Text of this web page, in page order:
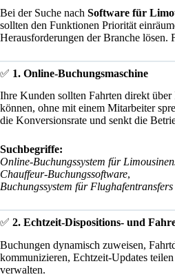
Bei der Suche nach Software für
sollten den Funktionen Priorität
Herausforderungen der Branche lösen.
✅ 1. Online-Buchungsmaschine
Ihre Kunden sollten Fahrten direkt
können, ohne mit einem Mitarbeiter
die Konversionsrate und senkt die
Suchbegriffe:
Online-Buchungssystem für
Chauffeur-Buchungssoftware,
Buchungssystem für Flughafentransfers
✅ 2. Echtzeit-Dispositions- und
Buchungen dynamisch zuweisen,
kommunizieren, Echtzeit-Updates
verwalten.